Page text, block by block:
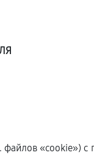
файлов «cookie»)